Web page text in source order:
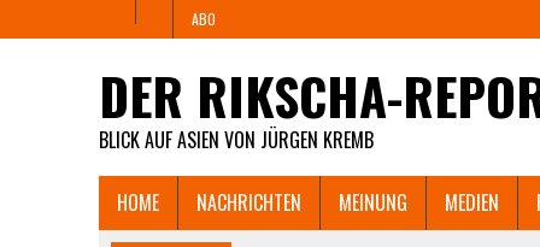
ABO
DER RIKSCHA-
BLICK AUF ASIEN VON JÜRGEN KREMB
HOME NACHRICHTEN MEINUNG MEDIEN